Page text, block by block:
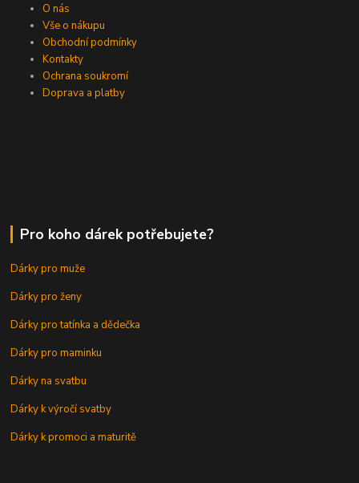
O nás
Vše o nákupu
Obchodní podmínky
Kontakty
Ochrana soukromí
Doprava a platby
Pro koho dárek potřebujete?
Dárky pro muže
Dárky pro ženy
Dárky pro tatínka a dědečka
Dárky pro maminku
Dárky na svatbu
Dárky k výročí svatby
Dárky k promoci a maturitě